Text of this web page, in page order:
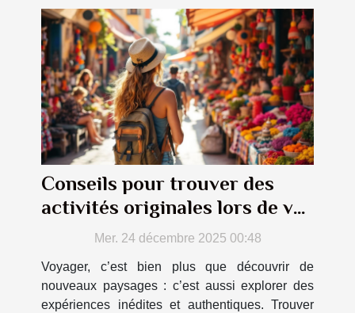
Conseils pour trouver des
activités originales lors de vos
voyages ?Mer. 24 décembre 2025 00:48
Voyager, c’est bien plus que découvrir de
nouveaux paysages : c’est aussi explorer des
expériences inédites et authentiques. Trouver